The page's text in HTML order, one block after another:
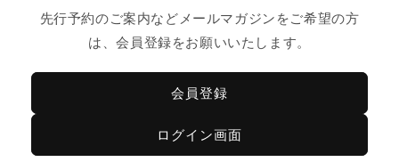
先行予約のご案内などメールマガジンをご希望の方
は、会員登録をお願いいたします。
会員登録
ログイン画面